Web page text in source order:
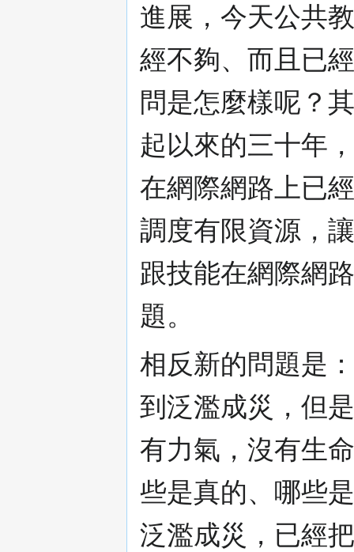
進展，今天公共
經不夠、而且已
問是怎麼樣呢？
起以來的三十年
在網際網路上已
調度有限資源，
跟技能在網際網
題。
相反新的問題是
到泛濫成災，但
有力氣，沒有生
些是真的、哪些
泛濫成災，已經